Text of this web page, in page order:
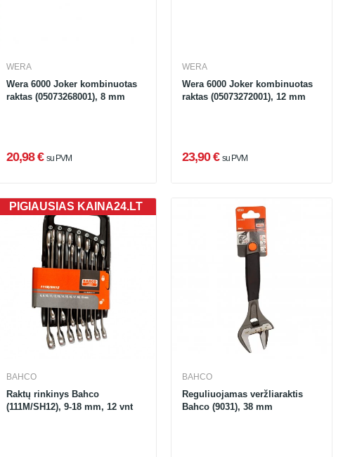
WERA
Wera 6000 Joker kombinuotas
raktas (05073268001), 8 mm
20,98 € su PVM
WERA
Wera 6000 Joker kombinuotas
raktas (05073272001), 12 mm
23,90 € su PVM
PIGIAUSIAS KAINA24.LT
BAHCO
Raktų rinkinys Bahco
(111M/SH12), 9-18 mm, 12 vnt
BAHCO
Reguliuojamas veržliaraktis
Bahco (9031), 38 mm